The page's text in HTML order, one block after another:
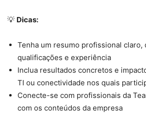
💡 Dicas:
Tenha um resumo profissional claro,
qualificações e experiência
Inclua resultados concretos e
TI ou conectividade nos quais
Conecte-se com profissionais da
com os conteúdos da empresa